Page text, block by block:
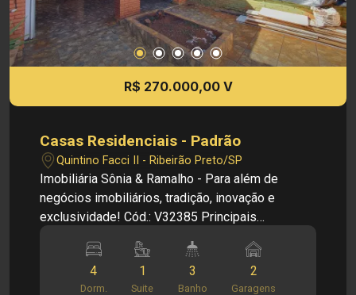
R$ 270.000,00 V
Casas Residenciais - Padrão
Quintino Facci II - Ribeirão Preto/SP
Imobiliária Sônia & Ramalho - Para além de
negócios imobiliários, tradição, inovação e
exclusividade! Cód.: V32385 Principais
3 dormitórios sendo 1 suite - Dormitórios com
armários - Cozinha - Área de serviço - 1 vagas de
4
Dorm.
1
Suite
3
Banho
2
Garagens